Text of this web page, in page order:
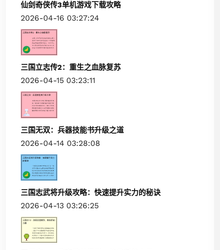
仙剑奇侠传3单机游戏下载攻略
2026-04-16 03:27:24
三国立志传2：重生之血脉复苏
2026-04-15 03:23:11
三国无双：兵器技能书升级之道
2026-04-14 03:28:08
三国志武将升级攻略：快速提升实力的秘诀
2026-04-13 03:26:25